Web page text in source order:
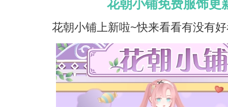
花朝小铺免费服饰更
花朝小铺上新啦~快来看看有没有